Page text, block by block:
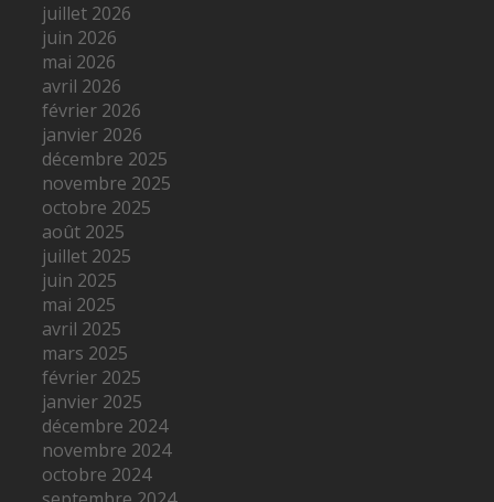
juillet 2026
juin 2026
mai 2026
avril 2026
février 2026
janvier 2026
décembre 2025
novembre 2025
octobre 2025
août 2025
juillet 2025
juin 2025
mai 2025
avril 2025
mars 2025
février 2025
janvier 2025
décembre 2024
novembre 2024
octobre 2024